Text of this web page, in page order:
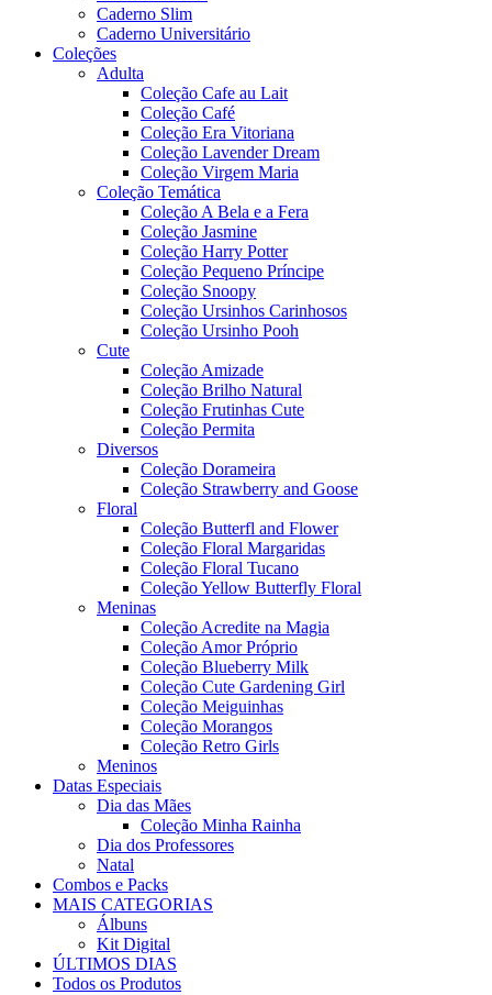
Caderno Slim
Caderno Universitário
Coleções
Adulta
Coleção Cafe au Lait
Coleção Café
Coleção Era Vitoriana
Coleção Lavender Dream
Coleção Virgem Maria
Coleção Temática
Coleção A Bela e a Fera
Coleção Jasmine
Coleção Harry Potter
Coleção Pequeno Príncipe
Coleção Snoopy
Coleção Ursinhos Carinhosos
Coleção Ursinho Pooh
Cute
Coleção Amizade
Coleção Brilho Natural
Coleção Frutinhas Cute
Coleção Permita
Diversos
Coleção Dorameira
Coleção Strawberry and Goose
Floral
Coleção Butterfl and Flower
Coleção Floral Margaridas
Coleção Floral Tucano
Coleção Yellow Butterfly Floral
Meninas
Coleção Acredite na Magia
Coleção Amor Próprio
Coleção Blueberry Milk
Coleção Cute Gardening Girl
Coleção Meiguinhas
Coleção Morangos
Coleção Retro Girls
Meninos
Datas Especiais
Dia das Mães
Coleção Minha Rainha
Dia dos Professores
Natal
Combos e Packs
MAIS CATEGORIAS
Álbuns
Kit Digital
ÚLTIMOS DIAS
Todos os Produtos